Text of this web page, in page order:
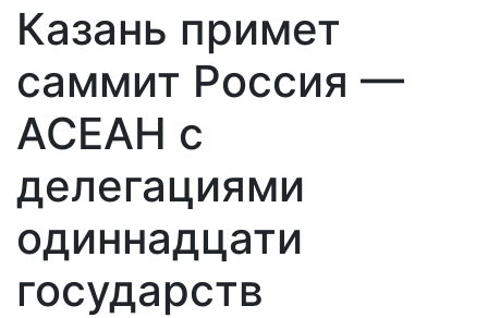
Казань примет
саммит Россия —
АСЕАН с
делегациями
одиннадцати
государств